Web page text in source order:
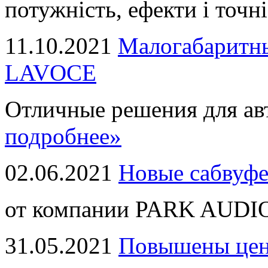
потужність, ефекти і
11.10.2021
LAVOCE
Отличные решения для
подробнее»
02.06.2021 Новые
от компании PARK
31.05.2021 Повышены